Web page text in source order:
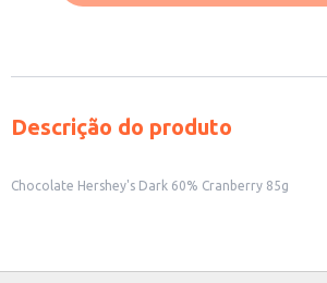
Descrição do produto
Chocolate Hershey's Dark 60% Cranberry 85g